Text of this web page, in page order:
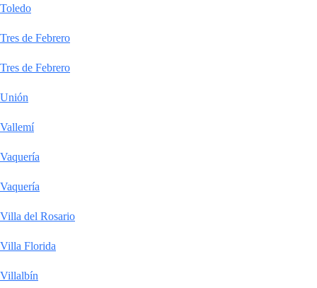
Toledo
Tres de Febrero
Tres de Febrero
Unión
Vallemí
Vaquería
Vaquería
Villa del Rosario
Villa Florida
Villalbín